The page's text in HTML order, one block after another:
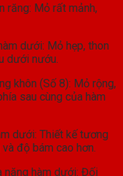
răng: Mỏ rất mảnh,
dưới: Mỏ hẹp, thon
dưới nướu.
khôn (Số 8): Mỏ rộng,
sau cùng của hàm
dưới: Thiết kế tương
độ bám cao hơn.
năng hàm dưới: Đối